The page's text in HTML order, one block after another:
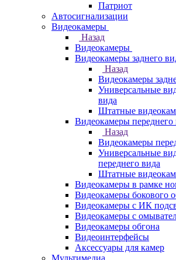
Патриот
Автосигнализации
Видеокамеры
Назад
Видеокамеры
Видеокамеры заднего
Назад
Видеокамеры
Универсальные
вида
Штатные
Видеокамеры переднего
Назад
Видеокамеры
Универсальные
переднего вида
Штатные
Видеокамеры в рамке
Видеокамеры бокового
Видеокамеры с ИК
Видеокамеры с
Видеокамеры обгона
Видеоинтерфейсы
Аксессуары для камер
Мультимедиа